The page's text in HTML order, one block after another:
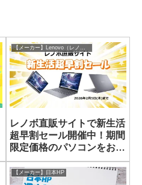
レノボ直販サイトで新生活
超早割セール開催中！期間
限定価格のパソコンをお得
に入手！
【メーカー】日本HP